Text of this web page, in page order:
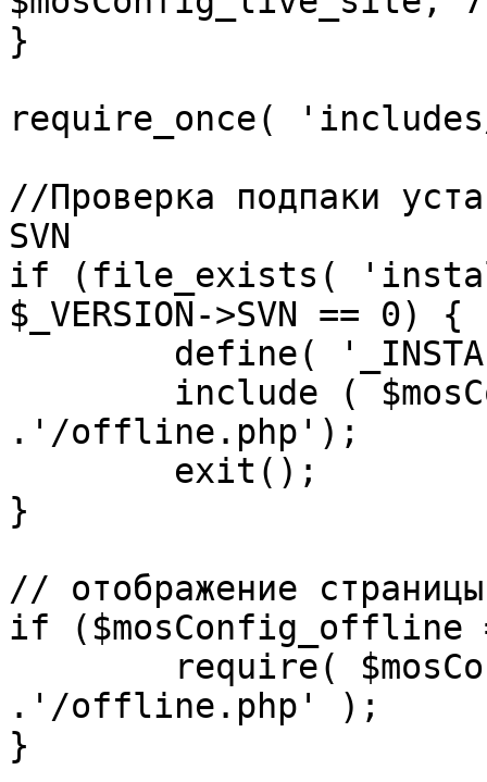
}
require_once(
//Проверка подпаки
SVN
if (file_exists(
$_VERSION->SVN == 0) {
.'/offline.php');
}
// отображение
if ($mosConfig_offline
.'/offline.php' );
}